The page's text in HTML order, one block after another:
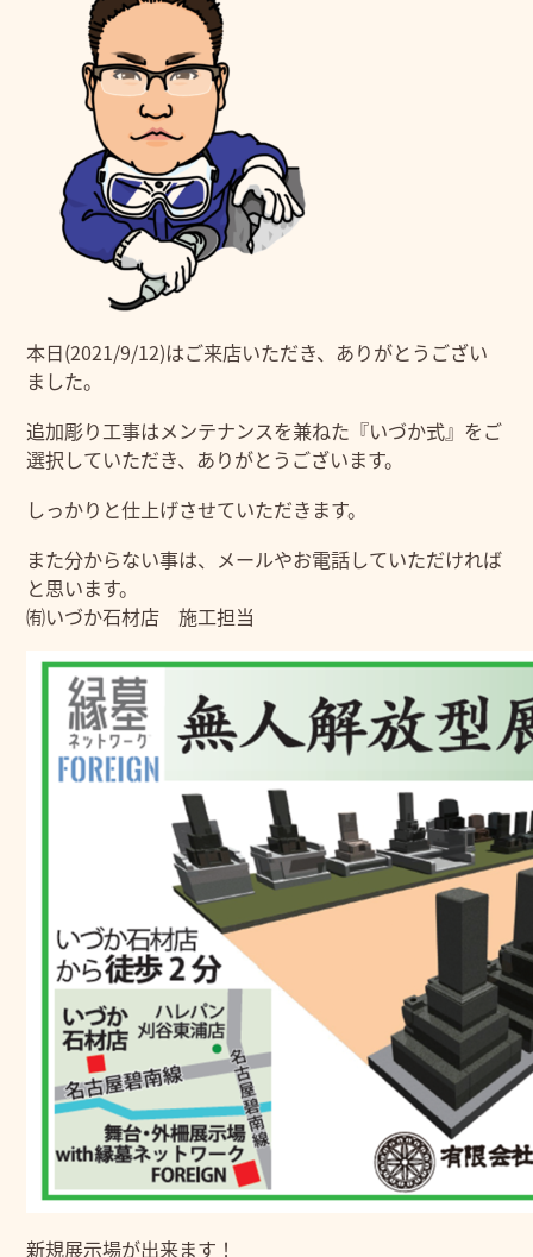
本日(2021/9/12)はご来店いただき、ありがとうござい
ました。
追加彫り工事はメンテナンスを兼ねた『いづか式』をご
選択していただき、ありがとうございます。
しっかりと仕上げさせていただきます。
また分からない事は、メールやお電話していただければ
と思います。
㈲いづか石材店 施工担当
新規展示場が出来ます！